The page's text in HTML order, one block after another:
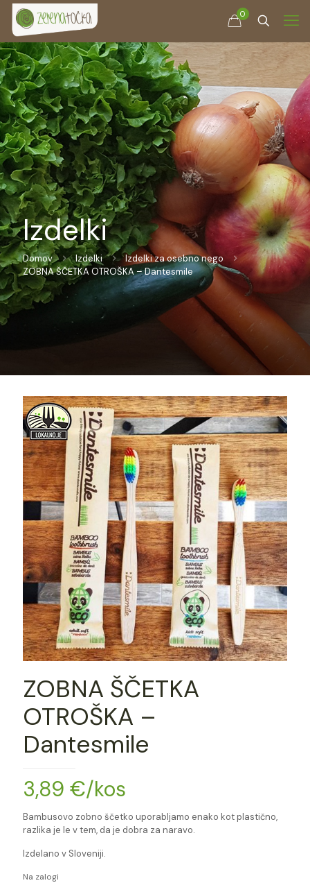
0
Izdelki
Domov Izdelki
Izdelki za osebno nego
ZOBNA ŠČETKA OTROŠKA – Dantesmile
ZOBNA ŠČETKA
OTROŠKA –
Dantesmile
3,89 €/kos
Bambusovo zobno ščetko uporabljamo enako kot plastično,
razlika je le v tem, da je dobra za naravo.
Izdelano v Sloveniji.
Na zalogi